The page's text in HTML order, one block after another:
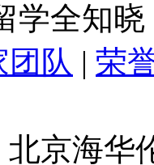
学全知晓
团队 | 荣
北京海